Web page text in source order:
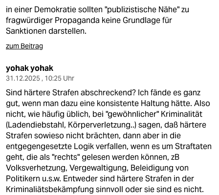
in einer Demokratie sollten "publizistische Nähe" zu
fragwürdiger Propaganda keine Grundlage für
Sanktionen darstellen.
zum Beitrag
yohak yohak
31.12.2025 , 10:25 Uhr
Sind härtere Strafen abschreckend? Ich fände es ganz
gut, wenn man dazu eine konsistente Haltung hätte. Also
nicht, wie häufig üblich, bei "gewöhnlicher" Kriminalität
(Ladendiebstahl, Körperverletzung..) sagen, daß härtere
Strafen sowieso nicht brächten, dann aber in die
entgegengesetzte Logik verfallen, wenn es um Straftaten
geht, die als "rechts" gelesen werden können, zB
Volksverhetzung, Vergewaltigung, Beleidigung von
Politikern u.s.w. Entweder sind härtere Strafen in der
Kriminaliätsbekämpfung sinnvoll oder sie sind es nicht.